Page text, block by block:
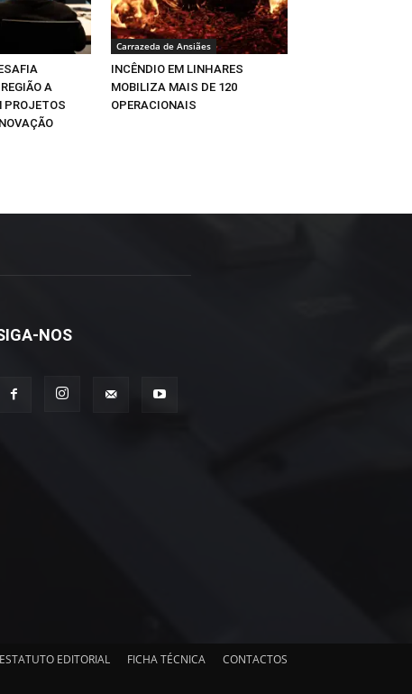
A
PROJETOS
Carrazeda de Ansiães
INCÊNDIO EM LINHARES
MOBILIZA MAIS DE 120
OPERACIONAIS
NOS
ESTATUTO EDITORIAL FICHA TÉCNICA CONTACTOS